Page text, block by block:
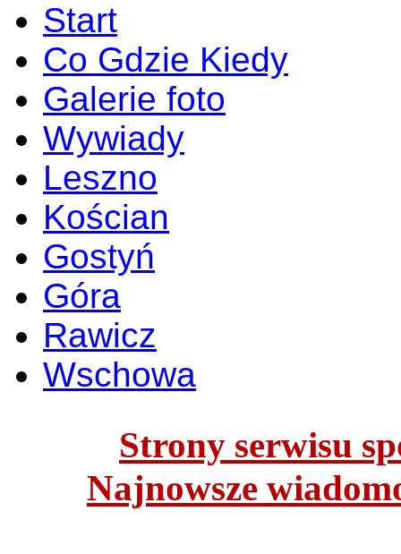
Start
Co Gdzie Kiedy
Galerie foto
Wywiady
Leszno
Kościan
Gostyń
Góra
Rawicz
Wschowa
Strony serwisu
Najnowsze